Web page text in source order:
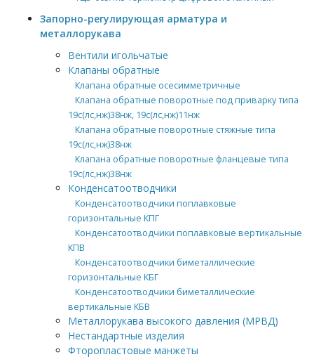
Запорно-регулирующая арматура и
металлорукава
Вентили игольчатые
Клапаны обратные
Клапана обратные осесимметричные
Клапана обратные поворотные под приварку типа
19с(лс,нж)38нж, 19с(лс,нж)11нж
Клапана обратные поворотные стяжные типа
19с(лс,нж)38нж
Клапана обратные поворотные фланцевые типа
19с(лс,нж)38нж
Конденсатоотводчики
Конденсатоотводчики поплавковые
горизонтальные КПГ
Конденсатоотводчики поплавковые вертикальные
КПВ
Конденсатоотводчики биметаллические
горизонтальные КБГ
Конденсатоотводчики биметаллические
вертикальные КБВ
Металлорукава высокого давления (МРВД)
Нестандартные изделия
Фторопластовые манжеты